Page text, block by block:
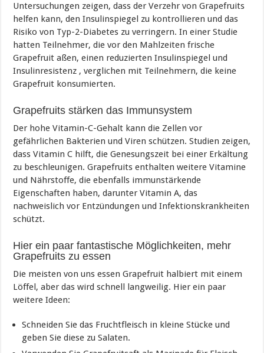
Untersuchungen zeigen, dass der Verzehr von Grapefruits
helfen kann, den Insulinspiegel zu kontrollieren und das
Risiko von Typ-2-Diabetes zu verringern. In einer Studie
hatten Teilnehmer, die vor den Mahlzeiten frische
Grapefruit aßen, einen reduzierten Insulinspiegel und
Insulinresistenz , verglichen mit Teilnehmern, die keine
Grapefruit konsumierten.
Grapefruits stärken das Immunsystem
Der hohe Vitamin-C-Gehalt kann die Zellen vor
gefährlichen Bakterien und Viren schützen. Studien zeigen,
dass Vitamin C hilft, die Genesungszeit bei einer Erkältung
zu beschleunigen. Grapefruits enthalten weitere Vitamine
und Nährstoffe, die ebenfalls immunstärkende
Eigenschaften haben, darunter Vitamin A, das
nachweislich vor Entzündungen und Infektionskrankheiten
schützt.
Hier ein paar fantastische Möglichkeiten, mehr
Grapefruits zu essen
Die meisten von uns essen Grapefruit halbiert mit einem
Löffel, aber das wird schnell langweilig. Hier ein paar
weitere Ideen:
Schneiden Sie das Fruchtfleisch in kleine Stücke und
geben Sie diese zu Salaten.